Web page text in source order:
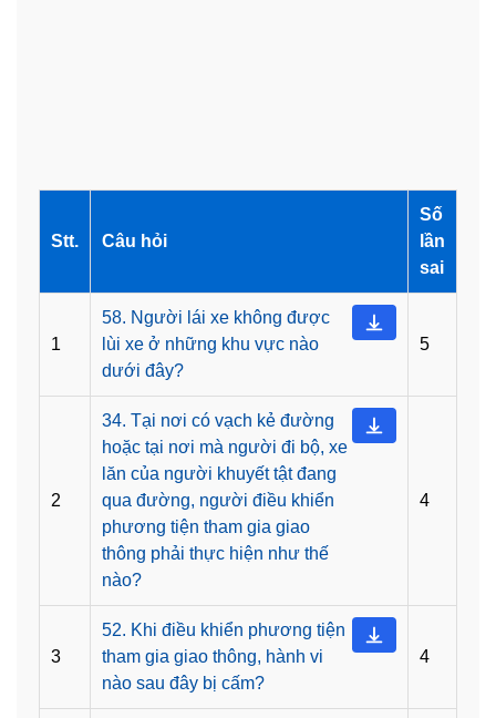
Stt. Câu hỏi
Số
lần
sai
1
58. Người lái xe không được
lùi xe ở những khu vực nào
dưới đây?
5
2
34. Tại nơi có vạch kẻ đường
hoặc tại nơi mà người đi bộ, xe
lăn của người khuyết tật đang
qua đường, người điều khiển
phương tiện tham gia giao
thông phải thực hiện như thế
nào?
4
3
52. Khi điều khiển phương tiện
tham gia giao thông, hành vi
nào sau đây bị cấm?
4